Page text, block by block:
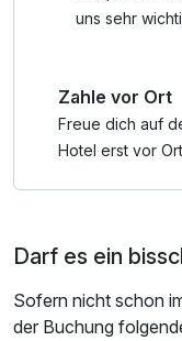
Tool
uns sehr
Zahle vor Ort
Freue dich auf
Hotel erst vor
Darf es ein
Sofern nicht schon
der Buchung